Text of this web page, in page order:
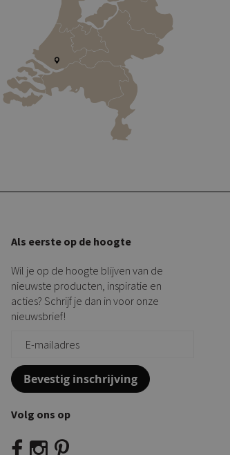
Als eerste op de hoogte
Wil je op de hoogte blijven van de
nieuwste producten, inspiratie en
acties? Schrijf je dan in voor onze
nieuwsbrief!
Bevestig inschrijving
Volg ons op